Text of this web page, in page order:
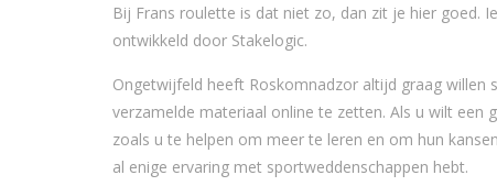
Bij Frans roulette is dat niet zo, dan zit je hier goed.
ontwikkeld door Stakelogic.
Ongetwijfeld heeft Roskomnadzor altijd graag willen
verzamelde materiaal online te zetten. Als u wilt
zoals u te helpen om meer te leren en om hun
al enige ervaring met sportweddenschappen hebt.